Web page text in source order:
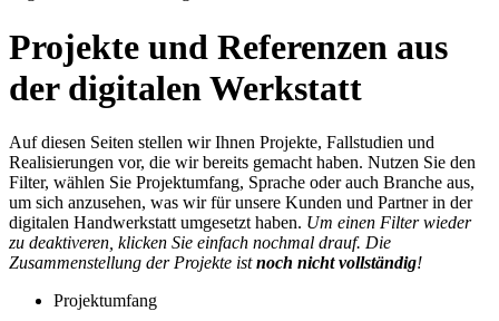
Projekte und Referenzen aus
der digitalen Werkstatt
Auf diesen Seiten stellen wir Ihnen Projekte, Fallstudien und
Realisierungen vor, die wir bereits gemacht haben. Nutzen Sie den
Filter, wählen Sie Projektumfang, Sprache oder auch Branche aus,
um sich anzusehen, was wir für unsere Kunden und Partner in der
digitalen Handwerkstatt umgesetzt haben. Um einen Filter wieder
zu deaktiveren, klicken Sie einfach nochmal drauf. Die
Zusammenstellung der Projekte istnoch nicht vollständig!
Projektumfang